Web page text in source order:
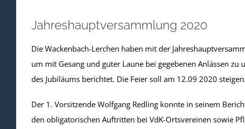
Jahreshauptversammlung 2020
Die Wackenbach-Lerchen haben mit der
um mit Gesang und guter Laune bei gegebenen Anlässen
des Jubiläums berichtet. Die Feier soll am 12.09 2020 steigen.
Der 1. Vorsitzende Wolfgang Redling konnte in seinem
den obligatorischen Auftritten bei VdK-Ortsvereinen sowie